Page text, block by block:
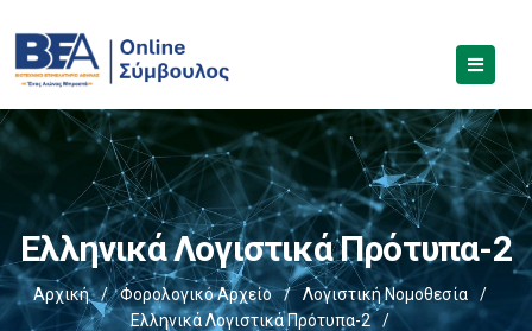
Ελληνικά Λογιστικά Πρότυπα-2
Αρχική / Φορολογικό Αρχείο / Λογιστική Νομοθεσία
/
Ελληνικά Λογιστικά Πρότυπα-2
/